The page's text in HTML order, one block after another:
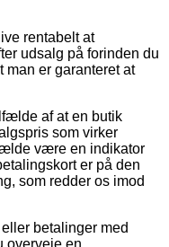
rentabelt at
udsalg på forinden du
man er garanteret at
af at en butik
som virker
være en indikator
er på den
som redder os imod
betalinger med